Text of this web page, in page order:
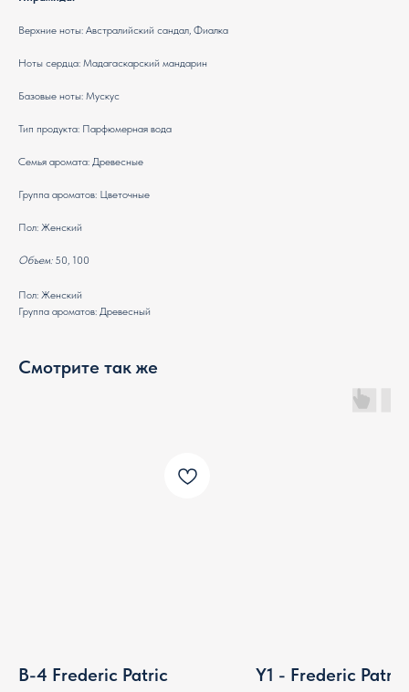
Верхние ноты: Австралийский сандал, Фиалка
Ноты сердца: Мадагаскарский мандарин
Базовые ноты: Мускус
Тип продукта: Парфюмерная вода
Семья аромата: Древесные
Группа ароматов: Цветочные
Пол: Женский
Объем:50, 100
Пол: Женский
Группа ароматов: Древесный
Смотрите так же
B-4 Frederic Patric Y1 - Frederic Patric